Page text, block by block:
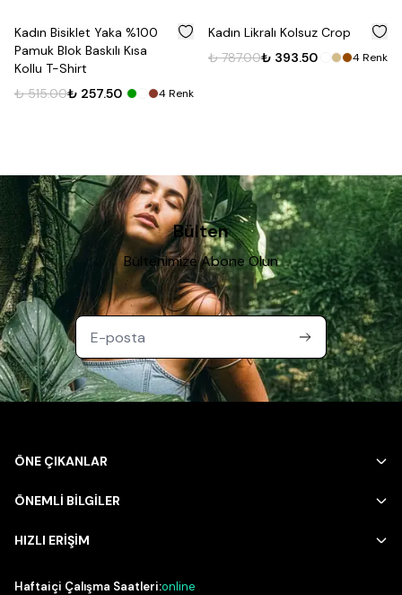
% 50
Kadın Bisiklet Yaka %100
Pamuk Blok Baskılı Kısa
Kollu T-Shirt
₺ 515.00₺ 257.50 4Renk
50
Kadın Likralı Kolsuz Crop
₺ 787.00₺ 393.50 4Renk
Bülten
Bültenimize Abone Olun
ÖNE ÇIKANLAR
ÖNEMLİ BİLGİLER
HIZLI ERİŞİM
Haftaiçi Çalışma Saatleri:online